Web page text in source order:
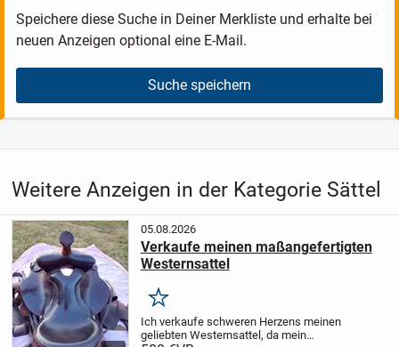
Speichere diese Suche in Deiner Merkliste und erhalte bei
neuen Anzeigen optional eine E-Mail.
Suche speichern
Weitere Anzeigen in der Kategorie Sättel
05.08.2026
Verkaufe meinen maßangefertigten
Westernsattel
Merken
Ich verkaufe schweren Herzens meinen
geliebten Westernsattel, da mein